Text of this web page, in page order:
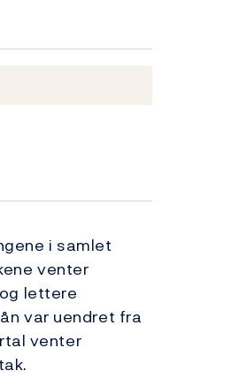
i samlet
venter
lettere
var uendret fra
venter